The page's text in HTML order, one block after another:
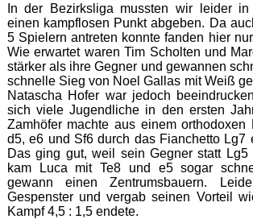
In der Bezirksliga mussten wir leider in
einen kampflosen Punkt abgeben. Da
5 Spielern antreten konnte fanden hier
Wie erwartet waren Tim Scholten und
stärker als ihre Gegner und gewannen
schnelle Sieg von Noel Gallas mit Weiß
Natascha Hofer war jedoch
sich viele Jugendliche in den ersten
Zamhöfer machte aus einem orthodoxen
d5, e6 und Sf6 durch das Fianchetto Lg7
Das ging gut, weil sein Gegner statt
kam Luca mit Te8 und e5 sogar
gewann einen Zentrumsbauern.
Gespenster und vergab seinen Vorteil
Kampf 4,5 : 1,5 endete.